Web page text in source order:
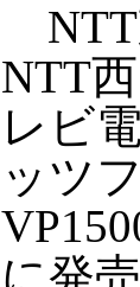
NTT
NTT
レビ
ッツ
に発